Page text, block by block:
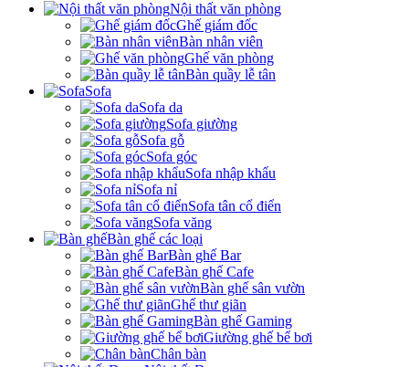
Nội thất văn phòng
Ghế giám đốc
Bàn nhân viên
Ghế văn phòng
Bàn quầy lễ tân
Sofa
Sofa da
Sofa giường
Sofa gỗ
Sofa góc
Sofa nhập khẩu
Sofa nỉ
Sofa tân cổ điển
Sofa văng
Bàn ghế các loại
Bàn ghế Bar
Bàn ghế Cafe
Bàn ghế sân vườn
Ghế thư giãn
Bàn ghế Gaming
Giường ghế bể bơi
Chân bàn